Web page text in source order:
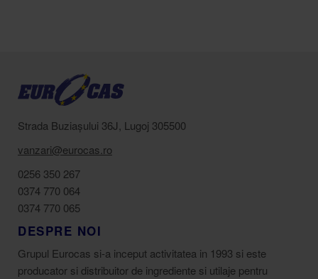
Strada Buziașului 36J, Lugoj 305500
vanzari@eurocas.ro
0256 350 267
0374 770 064
0374 770 065
DESPRE NOI
Grupul Eurocas si-a inceput activitatea in 1993 si este
producator si distribuitor de ingrediente si utilaje pentru